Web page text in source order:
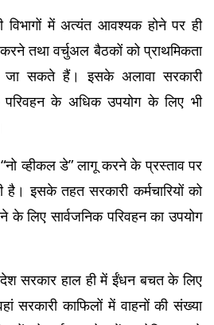
विभागों में अत्यंत आवश्यक होने पर ही
तथा वर्चुअल बैठकों को प्राथमिकता
जा सकते हैं। इसके अलावा सरकारी
परिवहन के अधिक उपयोग के लिए भी
व्हीकल डे” लागू करने के प्रस्ताव पर
है। इसके तहत सरकारी कर्मचारियों को
के लिए सार्वजनिक परिवहन का उपयोग
सरकार हाल ही में ईंधन बचत के लिए
सरकारी काफिलों में वाहनों की संख्या